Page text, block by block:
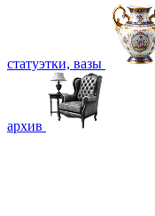
статуэтки, вазы
архив